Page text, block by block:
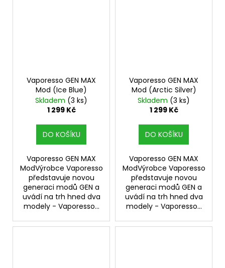
Vaporesso GEN MAX
Mod (Ice Blue)
Skladem (3 ks)
1 299 Kč
DO KOŠÍKU
Vaporesso GEN MAX
ModVýrobce Vaporesso
představuje novou
generaci modů GEN a
uvádí na trh hned dva
modely - Vaporesso...
Vaporesso GEN MAX
Mod (Arctic Silver)
Skladem (3 ks)
1 299 Kč
DO KOŠÍKU
Vaporesso GEN MAX
ModVýrobce Vaporesso
představuje novou
generaci modů GEN a
uvádí na trh hned dva
modely - Vaporesso...